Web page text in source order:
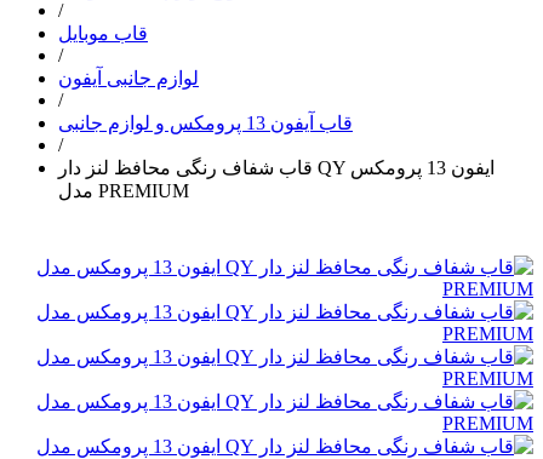
/
قاب موبایل
/
لوازم جانبی آیفون
/
قاب آیفون 13 پرومکس و لوازم جانبی
/
قاب شفاف رنگی محافظ لنز دار QY ایفون 13 پرومکس
مدل PREMIUM